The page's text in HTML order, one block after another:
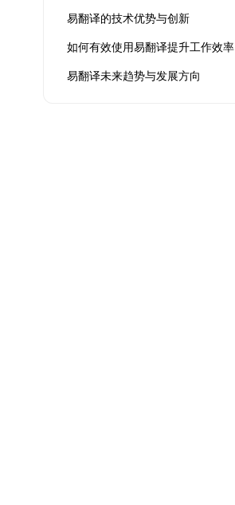
易翻译的技术优势与创新
如何有效使用易翻译提升工作效率
易翻译未来趋势与发展方向